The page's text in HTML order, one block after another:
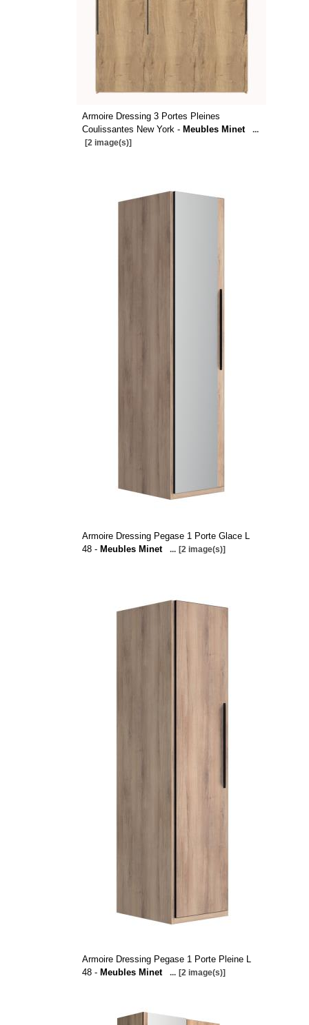
Armoire Dressing 3 Portes Pleines
Coulissantes New York - Meubles Minet
...
[2 image(s)]
Armoire Dressing Pegase 1 Porte Glace L
48 - Meubles Minet ... [2 image(s)]
Armoire Dressing Pegase 1 Porte Pleine L
48 - Meubles Minet ... [2 image(s)]